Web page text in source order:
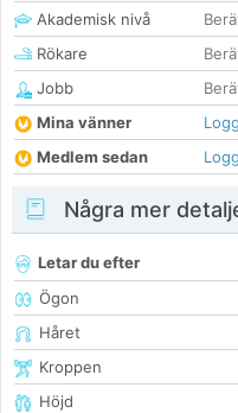
Akademisk nivå
Rökare
Jobb
Mina vänner
Medlem sedan
Några mer
Letar du efter
Ögon
Håret
Kroppen
Höjd